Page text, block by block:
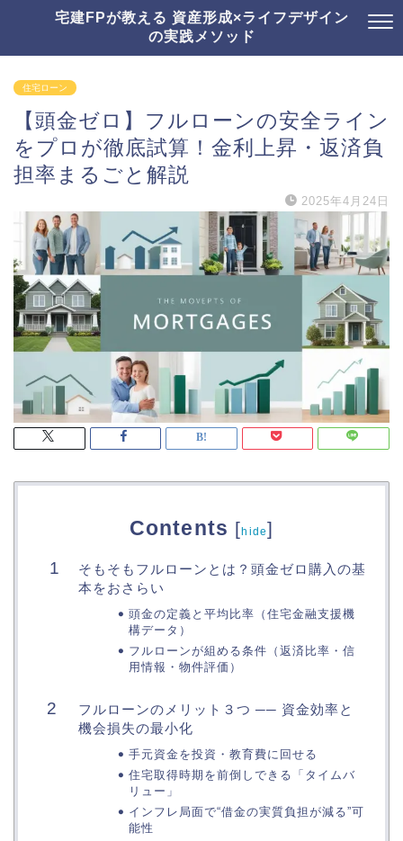
宅建FPが教える 資産形成×ライフデザイン
の実践メソッド
住宅ローン
【頭金ゼロ】フルローンの安全ライン
をプロが徹底試算！金利上昇・返済負
担率まるごと解説
2025年4月24日
Contents [hide]
そもそもフルローンとは？頭金ゼロ購入の基
本をおさらい
頭金の定義と平均比率（住宅金融支援機
構データ）
フルローンが組める条件（返済比率・信
用情報・物件評価）
フルローンのメリット３つ ── 資金効率と
機会損失の最小化
手元資金を投資・教育費に回せる
住宅取得時期を前倒しできる「タイムバ
リュー」
インフレ局面で“借金の実質負担が減る”可
能性